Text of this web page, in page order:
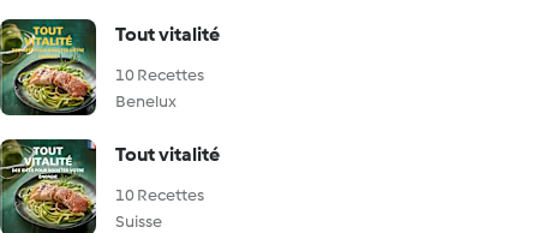
Tout vitalité
10 Recettes
Benelux
Tout vitalité
10 Recettes
Suisse